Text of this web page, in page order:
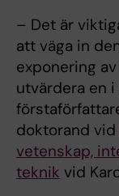
– Det är
att väga in
exponering
utvärdera en
doktorand vid
vetenskap,
teknik vid